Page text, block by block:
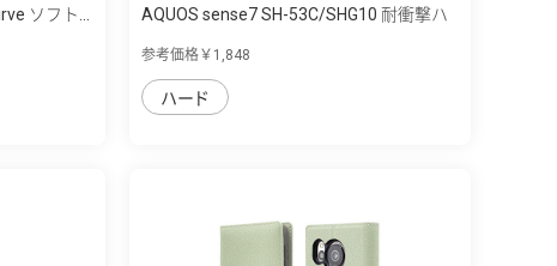
ソフト...
AQUOS sense7 SH-53C/SHG10 耐衝撃ハ
参考価格￥1,848
ハード